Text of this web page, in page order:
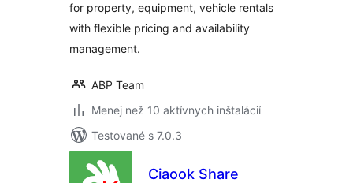
for property, equipment, vehicle rentals
with flexible pricing and availability
management.
ABP Team
Menej než 10 aktívnych inštalácií
Testované s 7.0.3
Ciaook Share